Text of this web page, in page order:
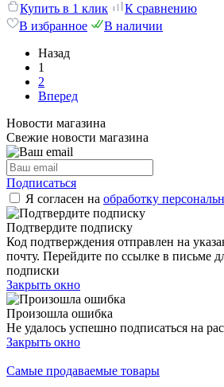
Купить в 1 клик
К сравнению
В избранное
В наличии
Назад
1
2
Вперед
Новости магазина
Свежие новости магазина
Подписаться
Я согласен на обработку
Подтвердите подписку
Код подтверждения отправлен на
почту. Перейдите по ссылке в письме
подписки
Закрыть окно
Произошла ошибка
Не удалось успешно подписаться на
Закрыть окно
Самые продаваемые товары